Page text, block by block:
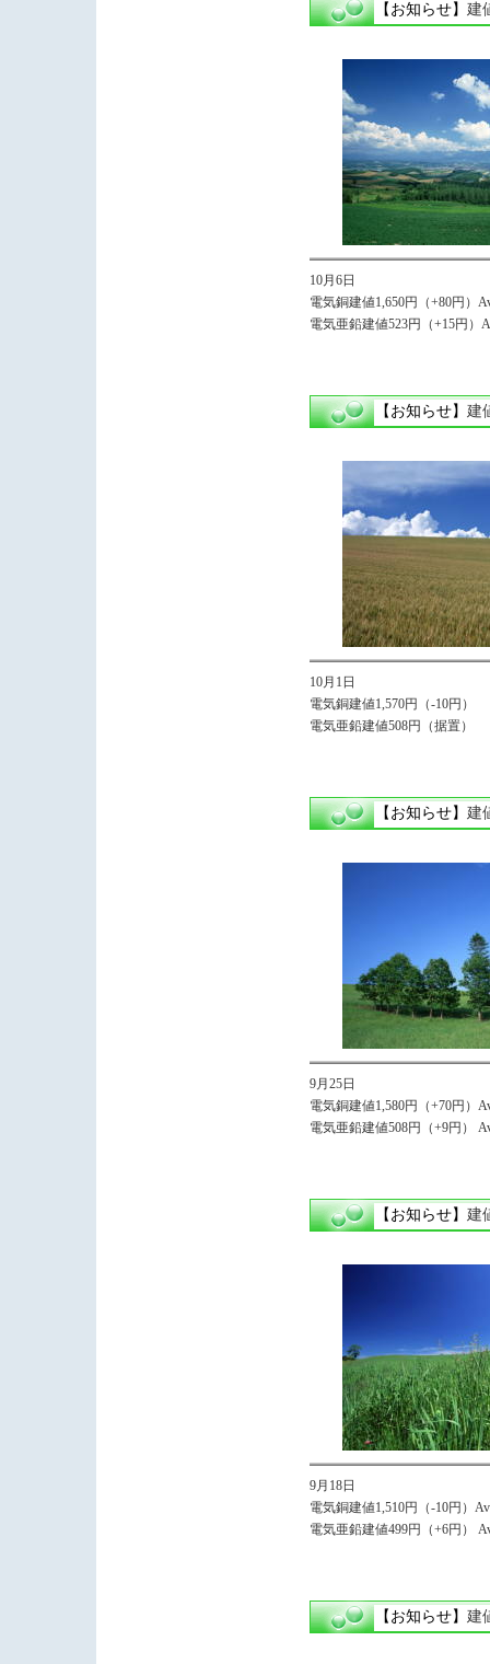
【お知らせ】 建
10月6日
電気銅建値1,650円（+80円）
電気亜鉛建値523円（+15円
【お知らせ】 建
10月1日
電気銅建値1,570円（-10円）
電気亜鉛建値508円（据置）
【お知らせ】 建
9月25日
電気銅建値1,580円（+70円）
電気亜鉛建値508円（+9円）
【お知らせ】 建
9月18日
電気銅建値1,510円（-10円）
電気亜鉛建値499円（+6円）
【お知らせ】 建